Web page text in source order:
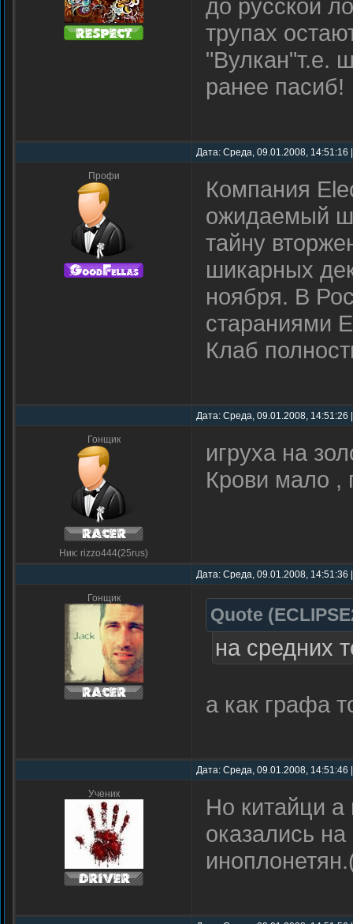
до русской
трупах
"Вулкан"т.е.
ранее пасиб!
Дата: Среда, 09.01.2008,
Профи
Компания
ожидаемый
тайну
шикарных
ноября. В
стараниями
Клаб
Дата: Среда, 09.01.2008,
Гонщик
Ник: rizzo444(25rus)
игруха на
Крови мало ,
Дата: Среда, 09.01.2008,
Гонщик
Quote (
на средних
а как графа
Дата: Среда, 09.01.2008,
Ученик
Но китайци
оказались